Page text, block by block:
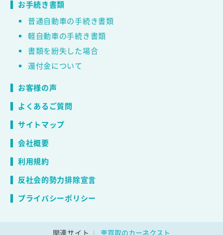
お手続き書類
普通自動車の手続き書類
軽自動車の手続き書類
書類を紛失した場合
還付金について
お客様の声
よくあるご質問
サイトマップ
会社概要
利用規約
反社会的勢力排除宣言
プライバシーポリシー
関連サイト 車買取のカーネクスト